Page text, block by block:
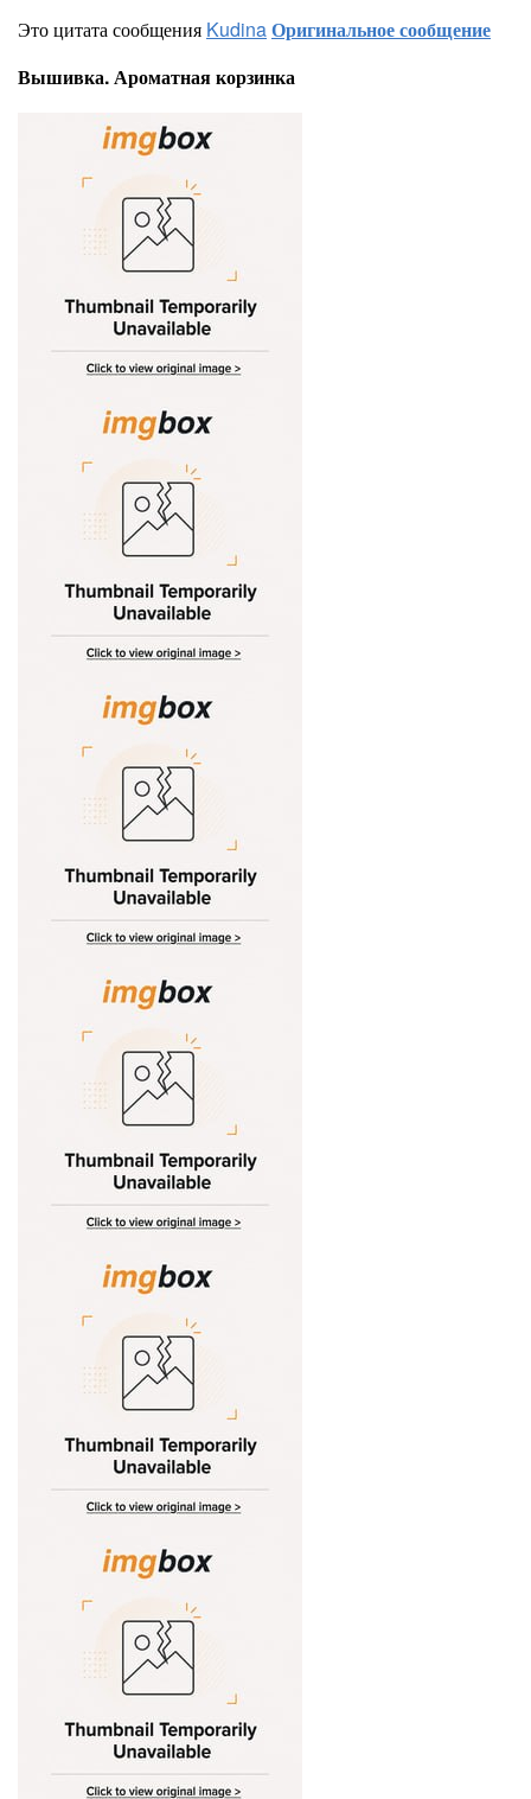
Это цитата сообщения KudinaОригинальное сообщение
Вышивка. Ароматная корзинка